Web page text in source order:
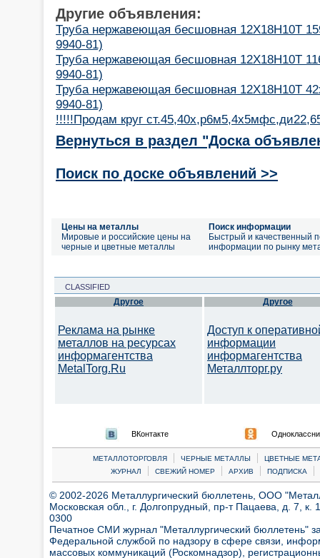
Другие объявления:
Труба нержавеющая бесшовная 12Х18Н10Т
9940-81)
Труба нержавеющая бесшовная 12Х18Н10Т
9940-81)
Труба нержавеющая бесшовная 12Х18Н10Т
9940-81)
!!!!!Продам круг
Вернуться в раздел "Доска
Поиск по доске объявлений >>
Цены на металлы
Мировые и российские цены на
черные и цветные металлы
Поиск информации
Быстрый и качественный
информации по рынку
CLASSIFIED
Другое
Реклама на рынке
металлов на ресурсах
информагентства
MetalTorg.Ru
Другое
Доступ к
информации
информагентства
Металлторг.ру
ВКонтакте
МЕТАЛЛОТОРГОВЛЯ | ЧЕРНЫЕ МЕТАЛЛЫ |
ЦВЕТНЫЕ
ЖУРНАЛ
| СВЕЖИЙ НОМЕР | АРХИВ | ПОДПИСКА |
© 2002-2026 Металлургический бюллетень, ООО
Московская обл., г. Долгопрудный, пр-т Пацаева, д. 7,
0300
Печатное СМИ журнал "Металлургический бюллетень"
Федеральной службой по надзору в сфере связи,
массовых коммуникаций (Роскомнадзор),